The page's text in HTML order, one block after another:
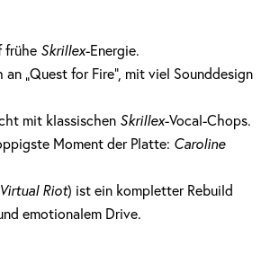
frühe Skrillex-Energie.
„Quest for Fire“, mit viel Sounddesign
mit klassischen Skrillex-Vocal-Chops.
Moment der Platte: Caroline
Virtual Riot) ist ein kompletter Rebuild
emotionalem Drive.